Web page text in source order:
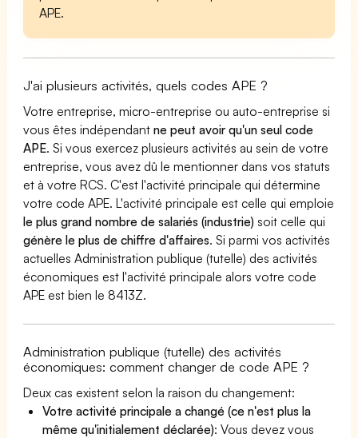
APE.
J'ai plusieurs activités, quels codes APE ?
Votre entreprise, micro-entreprise ou auto-entreprise si
vous êtes indépendantne peut avoir qu'un seul code
APE. Si vous exercez plusieurs activités au sein de votre
entreprise, vous avez dû le mentionner dans vos statuts
et à votre RCS. C'est l'activité principale qui détermine
votre code APE. L'activité principale est celle qui emploie
le plus grand nombre de salariés (industrie) soit celle qui
génère le plus de chiffre d'affaires. Si parmi vos activités
actuelles Administration publique (tutelle) des activités
économiques est l'activité principale alors votre code
APE est bien le 8413Z.
Administration publique (tutelle) des activités
économiques: comment changer de code APE ?
Deux cas existent selon la raison du changement:
Votre activité principale a changé (ce n'est plus la
même qu'initialement déclarée): Vous devez vous